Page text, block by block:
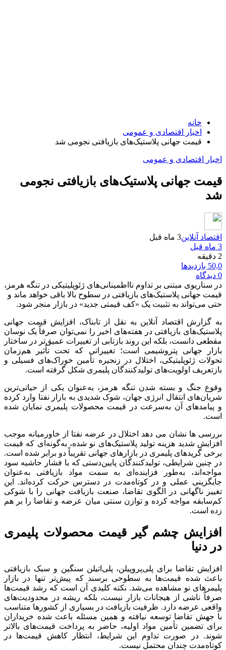
خانه
اخبار اقتصادی و عمومی
قیمت جهانی پلاستیک‌های بازیافتی نجومی شد
اخبار اقتصادی و عمومی
قیمت جهانی پلاستیک‌های بازیافتی نجومی
شد
اقتصاد آنلاین3 ماه قبل
3 ماه قبل
2 دقیقه
50,0 بازدیدها
0 دیدگاه
در سناریوی مبتنی بر تداوم نااطمینانی‌های ژئوپلیتیکی در تنگه هرمز،
قیمت جهانی پلاستیک‌های بازیافتی در سطوح بالا باقی خواهد ماند و
حتی می‌تواند به تثبیت یک «کف قیمتی جدید» در بازار منجر شود.
به گزارش اقتصاد آنلاین به نقل از تابناک، افزایش قیمت جهانی
پلاستیک‌های بازیافتی در هفته‌های اخیر را نمی‌توان صرفاً یک نوسان
مقطعی دانست، بلکه این روند بازتابی از تغییرات عمیق‌تر در ساختار
بازار جهانی پتروشیمی است؛ تغییراتی که تحت تأثیر هم‌زمان
تحولات ژئوپلیتیکی، اختلال در زنجیره تأمین خوراک‌های فسیلی و
بازتعریف اولویت‌های تولیدکنندگان پلیمری شکل گرفته است.
وقوع جنگ و بسته شدن تنگه هرمز، به‌عنوان یکی از حیاتی‌ترین
شریان‌های انتقال انرژی جهان، شوک شدیدی به بازار نفتا وارد کرده
و پیامدهای آن به‌سرعت در قیمت محصولات پلیمری نمایان شده
است.
بررسی ها نشان می دهد اختلال در عرضه نفتا از خاورمیانه موجب
افزایش شدید هزینه تولید پلاستیک‌های نو شده، به‌گونه‌ای که قیمت
برخی گریدهای پلیمری در بازارهای جهانی تقریباً دو برابر شده است.
در چنین شرایطی، تولیدکنندگان پایین‌دستی که با فشار حاشیه سود
مواجه‌اند، به‌طور فزاینده‌ای به سمت مواد بازیافتی به‌عنوان
جایگزینی عملی و در کوتاه‌مدت در دسترس حرکت کرده‌اند. این
تغییر ناگهانی در الگوی تقاضا، صنعت بازیافت جهانی را با شوکی
کم‌سابقه مواجه کرده و توازن سنتی میان عرضه و تقاضا را بر هم
زده است.
افزایش چشم گیر قیمت محصولات پلیمری
در دنیا
افزایش تقاضا برای پلی‌پروپیلن، پلی‌اتیلن سنگین و سبک بازیافتی
باعث شده قیمت‌ها به سطوحی برسند که پیش‌تر تنها در بازار
پلیمرهای نو مشاهده می‌شد. نکته کلیدی آن است که رشد قیمت‌ها
صرفاً ناشی از هیجانات بازار نیست، بلکه ریشه در محدودیت‌های
واقعی عرضه دارد. ظرفیت بازیافت در بسیاری از کشورها متناسب
با جهش تقاضا توسعه نیافته و همین مسئله باعث شده خریداران
برای تضمین تأمین مواد اولیه، حاضر به پرداخت قیمت‌های بالاتر
شوند. در صورت تداوم این شرایط، انتظار کاهش قیمت‌ها در
کوتاه‌مدت چندان محتمل نیست.